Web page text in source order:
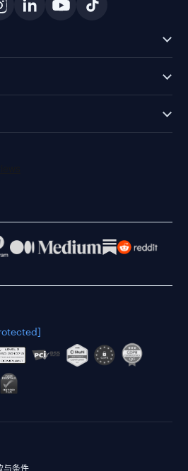
与条件